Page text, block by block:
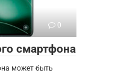
0
смартфона
может быть